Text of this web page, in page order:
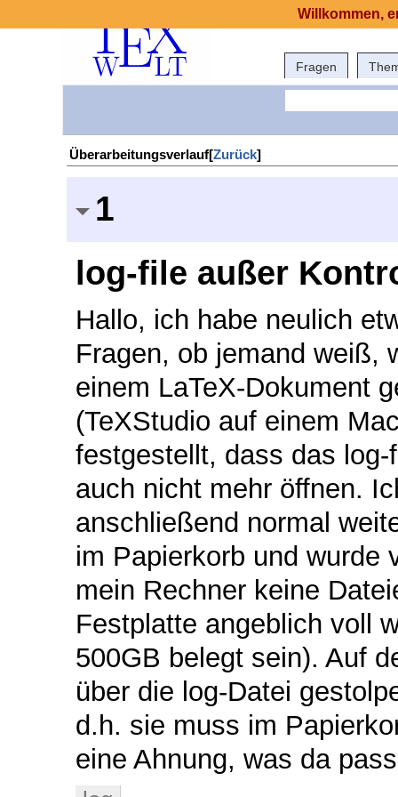
Fragen
Überarbeitungsverlauf[Zurück]
1
log-file außer
Hallo, ich habe neulich
Fragen, ob jemand weiß,
einem LaTeX-Dokument
(TeXStudio auf einem
festgestellt, dass das
auch nicht mehr öffnen.
anschließend normal
im Papierkorb und wurde
mein Rechner keine
Festplatte angeblich voll
500GB belegt sein). Auf
über die log-Datei
d.h. sie muss im
eine Ahnung, was da
Willkommen,